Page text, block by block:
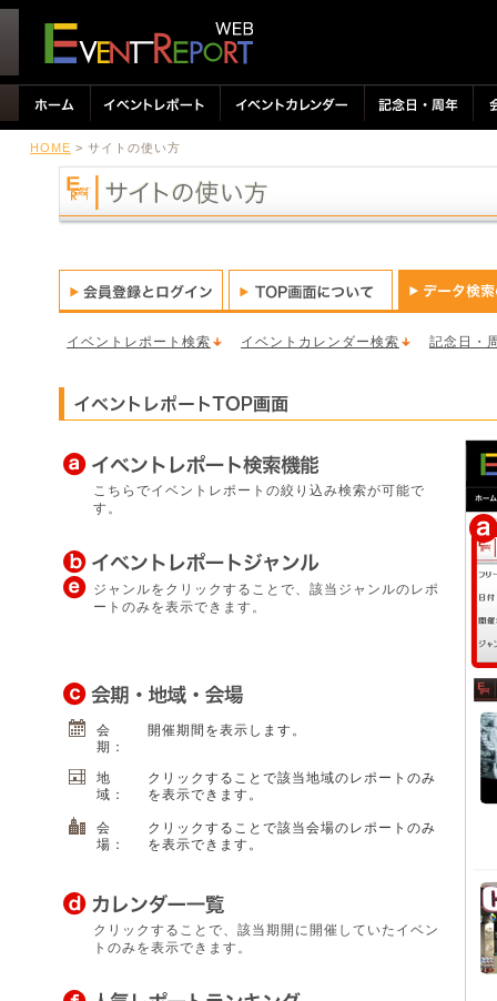
HOME > サイトの使い方
イベントレポート検索 イベントカレンダー検索 記念日・
こちらでイベントレポートの絞り込み検索が可能で
す。
ジャンルをクリックすることで、該当ジャンルのレポ
ートのみを表示できます。
会
期：
開催期間を表示します。
地
域：
クリックすることで該当地域のレポートのみ
を表示できます。
会
場：
クリックすることで該当会場のレポートのみ
を表示できます。
クリックすることで、該当期開に開催していたイベン
トのみを表示できます。